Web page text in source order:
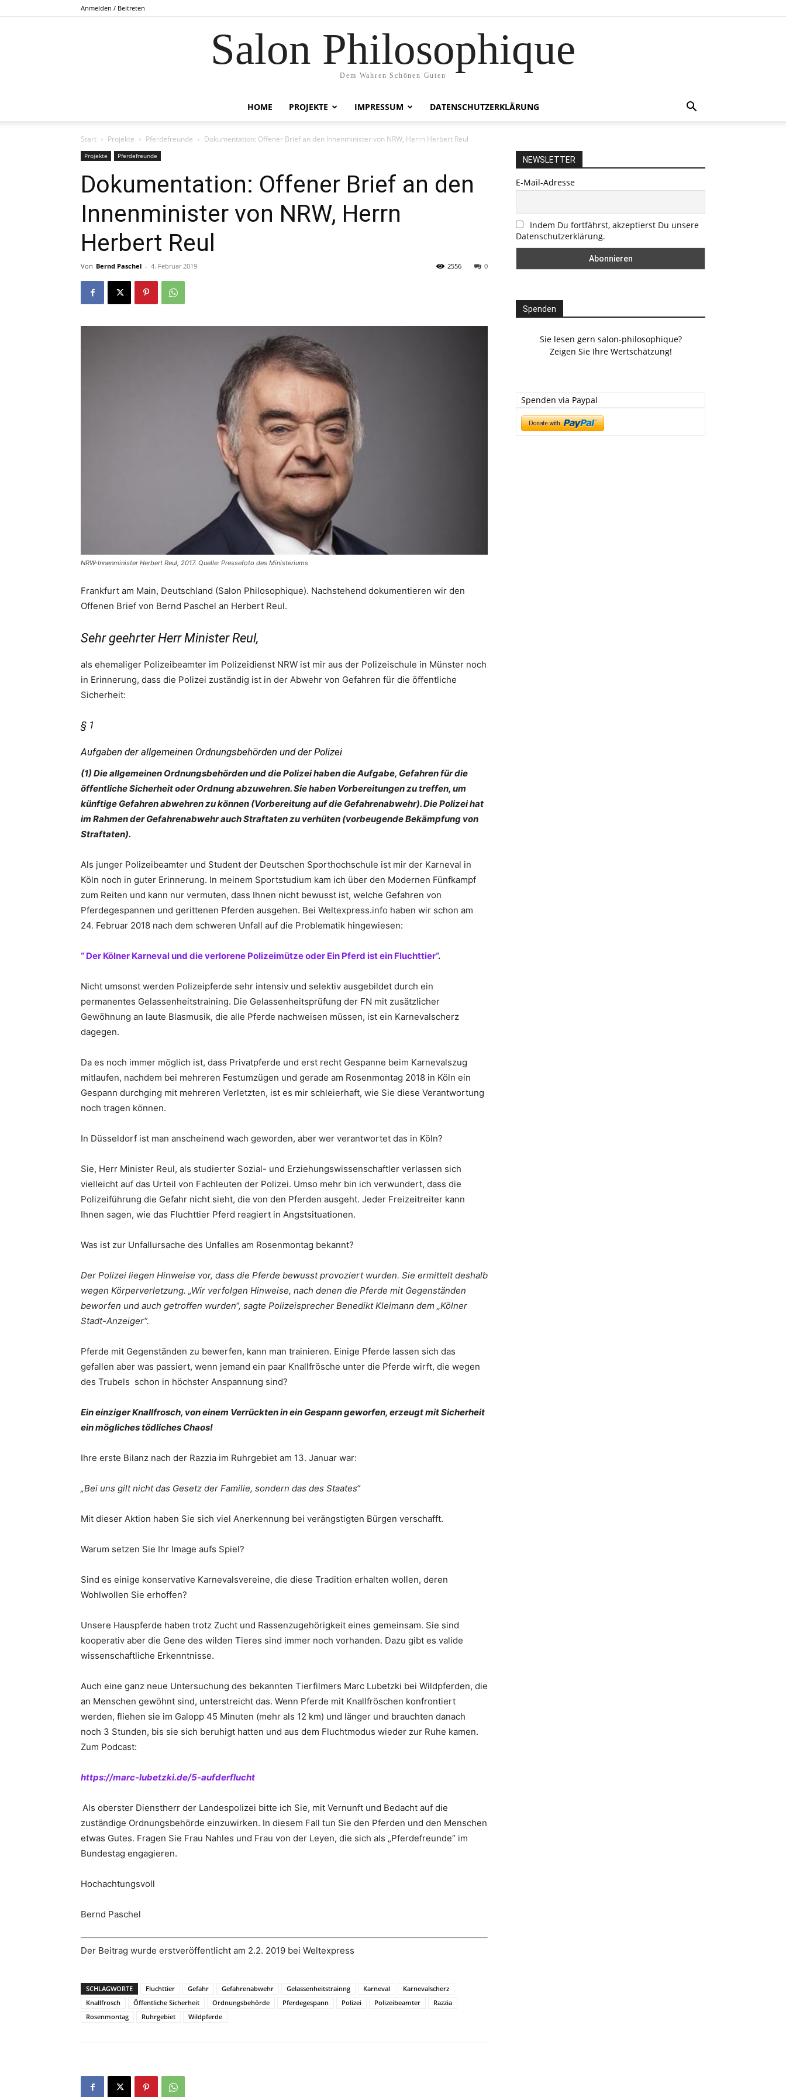
Anmelden / Beitreten
Salon Philosophique
Dem Wahren Schönen Guten
HOME PROJEKTE IMPRESSUM DATENSCHUTZERKLÄRUNG
Start Projekte Pferdefreunde Dokumentation: Offener Brief an den Innenminister von NRW, Herrn Herbert Reul
Projekte Pferdefreunde
Dokumentation: Offener Brief an den
Innenminister von NRW, Herrn
Herbert Reul
Von Bernd Paschel - 4. Februar 2019 0
2556
NRW-Innenminister Herbert Reul, 2017. Quelle: Pressefoto des Ministeriums
Frankfurt am Main, Deutschland (Salon Philosophique). Nachstehend dokumentieren wir den
Offenen Brief von Bernd Paschel an Herbert Reul.
Sehr geehrter Herr Minister Reul,
als ehemaliger Polizeibeamter im Polizeidienst NRW ist mir aus der Polizeischule in Münster noch
in Erinnerung, dass die Polizei zuständig ist in der Abwehr von Gefahren für die öffentliche
Sicherheit:
§ 1
Aufgaben der allgemeinen Ordnungsbehörden und der Polizei
(1) Die allgemeinen Ordnungsbehörden und die Polizei haben die Aufgabe, Gefahren für die
öffentliche Sicherheit oder Ordnung abzuwehren. Sie haben Vorbereitungen zu treffen, um
künftige Gefahren abwehren zu können (Vorbereitung auf die Gefahrenabwehr). Die Polizei hat
im Rahmen der Gefahrenabwehr auch Straftaten zu verhüten (vorbeugende Bekämpfung von
Straftaten).
Als junger Polizeibeamter und Student der Deutschen Sporthochschule ist mir der Karneval in
Köln noch in guter Erinnerung. In meinem Sportstudium kam ich über den Modernen Fünfkampf
zum Reiten und kann nur vermuten, dass Ihnen nicht bewusst ist, welche Gefahren von
Pferdegespannen und gerittenen Pferden ausgehen. Bei Weltexpress.info haben wir schon am
24. Februar 2018 nach dem schweren Unfall auf die Problematik hingewiesen:
“ Der Kölner Karneval und die verlorene Polizeimütze oder Ein Pferd ist ein Fluchttier“.
Nicht umsonst werden Polizeipferde sehr intensiv und selektiv ausgebildet durch ein
permanentes Gelassenheitstraining. Die Gelassenheitsprüfung der FN mit zusätzlicher
Gewöhnung an laute Blasmusik, die alle Pferde nachweisen müssen, ist ein Karnevalscherz
dagegen.
Da es noch immer möglich ist, dass Privatpferde und erst recht Gespanne beim Karnevalszug
mitlaufen, nachdem bei mehreren Festumzügen und gerade am Rosenmontag 2018 in Köln ein
Gespann durchging mit mehreren Verletzten, ist es mir schleierhaft, wie Sie diese Verantwortung
noch tragen können.
In Düsseldorf ist man anscheinend wach geworden, aber wer verantwortet das in Köln?
Sie, Herr Minister Reul, als studierter Sozial- und Erziehungswissenschaftler verlassen sich
vielleicht auf das Urteil von Fachleuten der Polizei. Umso mehr bin ich verwundert, dass die
Polizeiführung die Gefahr nicht sieht, die von den Pferden ausgeht. Jeder Freizeitreiter kann
Ihnen sagen, wie das Fluchttier Pferd reagiert in Angstsituationen.
Was ist zur Unfallursache des Unfalles am Rosenmontag bekannt?
Der Polizei liegen Hinweise vor, dass die Pferde bewusst provoziert wurden. Sie ermittelt deshalb
wegen Körperverletzung. „Wir verfolgen Hinweise, nach denen die Pferde mit Gegenständen
beworfen und auch getroffen wurden“, sagte Polizeisprecher Benedikt Kleimann dem „Kölner
Stadt-Anzeiger“.
Pferde mit Gegenständen zu bewerfen, kann man trainieren. Einige Pferde lassen sich das
gefallen aber was passiert, wenn jemand ein paar Knallfrösche unter die Pferde wirft, die wegen
des Trubels schon in höchster Anspannung sind?
Ein einziger Knallfrosch, von einem Verrückten in ein Gespann geworfen, erzeugt mit Sicherheit
ein mögliches tödliches Chaos!
Ihre erste Bilanz nach der Razzia im Ruhrgebiet am 13. Januar war:
„Bei uns gilt nicht das Gesetz der Familie, sondern das des Staates“
Mit dieser Aktion haben Sie sich viel Anerkennung bei verängstigten Bürgen verschafft.
Warum setzen Sie Ihr Image aufs Spiel?
Sind es einige konservative Karnevalsvereine, die diese Tradition erhalten wollen, deren
Wohlwollen Sie erhoffen?
Unsere Hauspferde haben trotz Zucht und Rassenzugehörigkeit eines gemeinsam. Sie sind
kooperativ aber die Gene des wilden Tieres sind immer noch vorhanden. Dazu gibt es valide
wissenschaftliche Erkenntnisse.
Auch eine ganz neue Untersuchung des bekannten Tierfilmers Marc Lubetzki bei Wildpferden, die
an Menschen gewöhnt sind, unterstreicht das. Wenn Pferde mit Knallfröschen konfrontiert
werden, fliehen sie im Galopp 45 Minuten (mehr als 12 km) und länger und brauchten danach
noch 3 Stunden, bis sie sich beruhigt hatten und aus dem Fluchtmodus wieder zur Ruhe kamen.
Zum Podcast:
https://marc-lubetzki.de/5-aufderflucht
Als oberster Dienstherr der Landespolizei bitte ich Sie, mit Vernunft und Bedacht auf die
zuständige Ordnungsbehörde einzuwirken. In diesem Fall tun Sie den Pferden und den Menschen
etwas Gutes. Fragen Sie Frau Nahles und Frau von der Leyen, die sich als „Pferdefreunde“ im
Bundestag engagieren.
Hochachtungsvoll
Bernd Paschel
Der Beitrag wurde erstveröffentlicht am 2.2. 2019 bei Weltexpress
SCHLAGWORTE Fluchttier Gefahr Gefahrenabwehr Gelassenheitstrainng Karneval
Karnevalscherz
Knallfrosch
Öffentliche Sicherheit Ordnungsbehörde Pferdegespann Polizei Polizeibeamter
Razzia
Rosenmontag
Ruhrgebiet Wildpferde
NEWSLETTER
E-Mail-Adresse
Indem Du fortfährst, akzeptierst Du unsere
Datenschutzerklärung.
Spenden
Sie lesen gern salon-philosophique?
Zeigen Sie Ihre Wertschätzung!
Spenden via Paypal